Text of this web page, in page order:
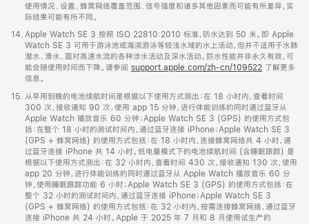
使用情况、设置、蜂窝网络覆盖范围、信号强度和诸多其他因素而可能有所差异，实
际结果可能有所不同。
脚
14. Apple Watch SE 3 按照 ISO 22810:2010 标准，防水达到 50 米。即 Apple
Watch SE 3 可用于游泳池或海滨游泳等较浅水域的水上活动，但并不适用于水肺
潜水、滑水、面对高速水流的各种涉水活动及深水活动。防水性能并非永久有效，可
能会随使用时间而下降。请参阅 support.apple.com/zh-cn/109522 了解更多
信息。
脚
15.
从早用到晚的电池续航时间是根据以下使用方式测出：在 18 小时内，查看时间
300 次，接收通知 90 次，使用 app 15 分钟，进行体能训练的同时通过蓝牙从
Apple Watch 播放音乐 60 分钟；Apple Watch SE 3 (GPS) 的使用方式包
括：在整个 18 小时的测试时间内，通过蓝牙连接 iPhone；Apple Watch SE 3
(GPS + 蜂窝网络) 的使用方式包括：在 18 小时内，连接蜂窝网络共 4 小时，通
过蓝牙连接 iPhone 共 14 小时。低电量模式下的电池续航时间 (含睡眠跟踪) 是
根据以下使用方式测出：在 32 小时内，查看时间 430 次，接收通知 130 次，使用
app 20 分钟，进行体能训练的同时通过蓝牙从 Apple Watch 播放音乐 60 分
钟，使用睡眠跟踪功能 6 小时；Apple Watch SE 3 (GPS) 的使用方式包括：在
整个 32 小时的测试时间内，通过蓝牙连接 iPhone；Apple Watch SE 3
(GPS + 蜂窝网络) 的使用方式包括：在 32 小时内，按需连接蜂窝网络，通过蓝牙
连接 iPhone 共 24 小时。Apple 于 2025 年 7 月和 8 月使用试生产的